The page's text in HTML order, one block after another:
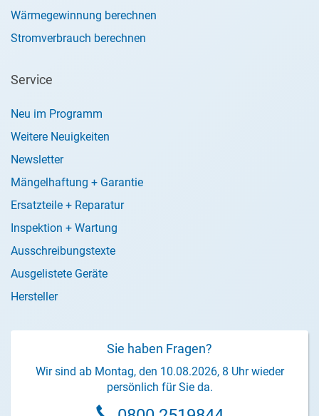
Wärmegewinnung berechnen
Stromverbrauch berechnen
Service
Neu im Programm
Weitere Neuigkeiten
Newsletter
Mängelhaftung + Garantie
Ersatzteile + Reparatur
Inspektion + Wartung
Ausschreibungstexte
Ausgelistete Geräte
Hersteller
Sie haben Fragen?
Wir sind ab Montag, den 10.08.2026, 8 Uhr wieder
persönlich für Sie da.